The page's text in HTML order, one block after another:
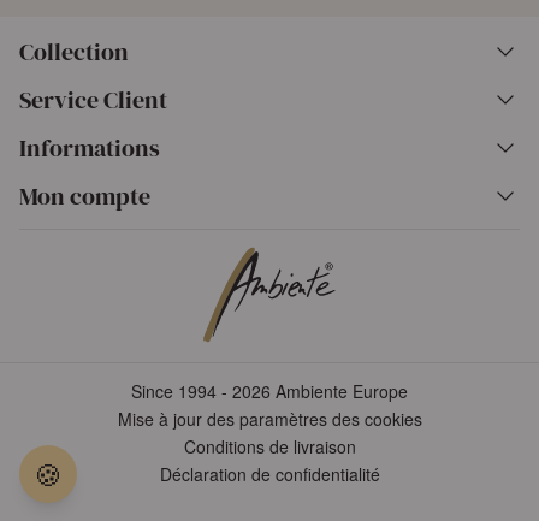
Collection
Service Client
Informations
Mon compte
Since 1994 - 2026 Ambiente Europe
Mise à jour des paramètres des cookies
Conditions de livraison
Déclaration de confidentialité
🍪